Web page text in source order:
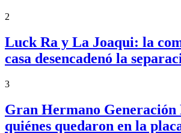
2
Luck Ra y La Joaqui: la
casa desencadenó la
3
Gran Hermano Generación
quiénes quedaron en la